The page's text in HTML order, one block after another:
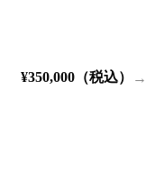
¥350,000（税込） →